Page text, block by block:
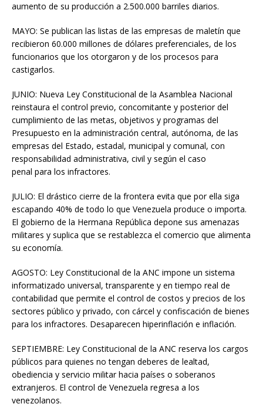
aumento de su producción a 2.500.000 barriles diarios.
MAYO: Se publican las listas de las empresas de maletín que
recibieron 60.000 millones de dólares preferenciales, de los
funcionarios que los otorgaron y de los procesos para
castigarlos.
JUNIO: Nueva Ley Constitucional de la Asamblea Nacional
reinstaura el control previo, concomitante y posterior del
cumplimiento de las metas, objetivos y programas del
Presupuesto en la administración central, autónoma, de las
empresas del Estado, estadal, municipal y comunal, con
responsabilidad administrativa, civil y según el caso
penal para los infractores.
JULIO: El drástico cierre de la frontera evita que por ella siga
escapando 40% de todo lo que Venezuela produce o importa.
El gobierno de la Hermana República depone sus amenazas
militares y suplica que se restablezca el comercio que alimenta
su economía.
AGOSTO: Ley Constitucional de la ANC impone un sistema
informatizado universal, transparente y en tiempo real de
contabilidad que permite el control de costos y precios de los
sectores público y privado, con cárcel y confiscación de bienes
para los infractores. Desaparecen hiperinflación e inflación.
SEPTIEMBRE: Ley Constitucional de la ANC reserva los cargos
públicos para quienes no tengan deberes de lealtad,
obediencia y servicio militar hacia países o soberanos
extranjeros. El control de Venezuela regresa a los
venezolanos.